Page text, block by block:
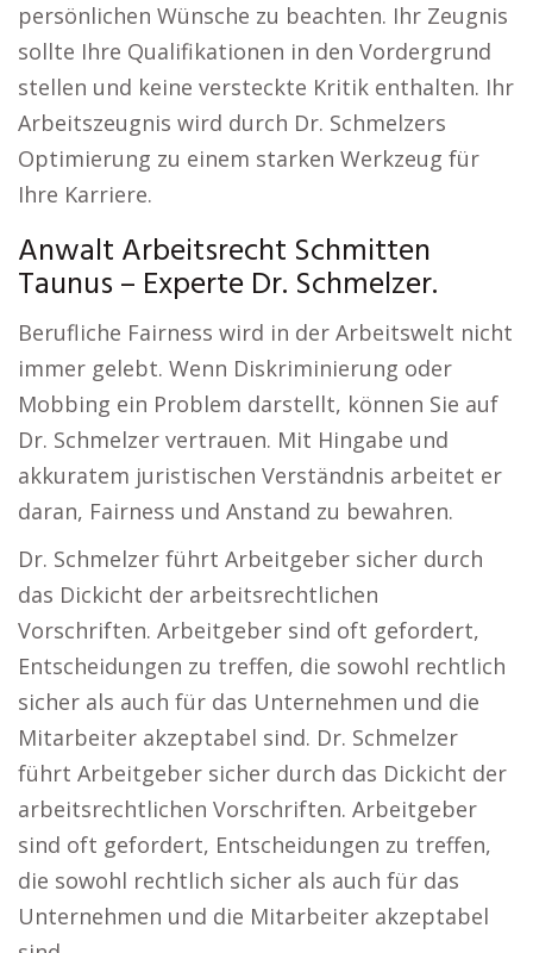
persönlichen Wünsche zu beachten. Ihr Zeugnis
sollte Ihre Qualifikationen in den Vordergrund
stellen und keine versteckte Kritik enthalten. Ihr
Arbeitszeugnis wird durch Dr. Schmelzers
Optimierung zu einem starken Werkzeug für
Ihre Karriere.
Anwalt Arbeitsrecht Schmitten
Taunus – Experte Dr. Schmelzer.
Berufliche Fairness wird in der Arbeitswelt nicht
immer gelebt. Wenn Diskriminierung oder
Mobbing ein Problem darstellt, können Sie auf
Dr. Schmelzer vertrauen. Mit Hingabe und
akkuratem juristischen Verständnis arbeitet er
daran, Fairness und Anstand zu bewahren.
Dr. Schmelzer führt Arbeitgeber sicher durch
das Dickicht der arbeitsrechtlichen
Vorschriften. Arbeitgeber sind oft gefordert,
Entscheidungen zu treffen, die sowohl rechtlich
sicher als auch für das Unternehmen und die
Mitarbeiter akzeptabel sind. Dr. Schmelzer
führt Arbeitgeber sicher durch das Dickicht der
arbeitsrechtlichen Vorschriften. Arbeitgeber
sind oft gefordert, Entscheidungen zu treffen,
die sowohl rechtlich sicher als auch für das
Unternehmen und die Mitarbeiter akzeptabel